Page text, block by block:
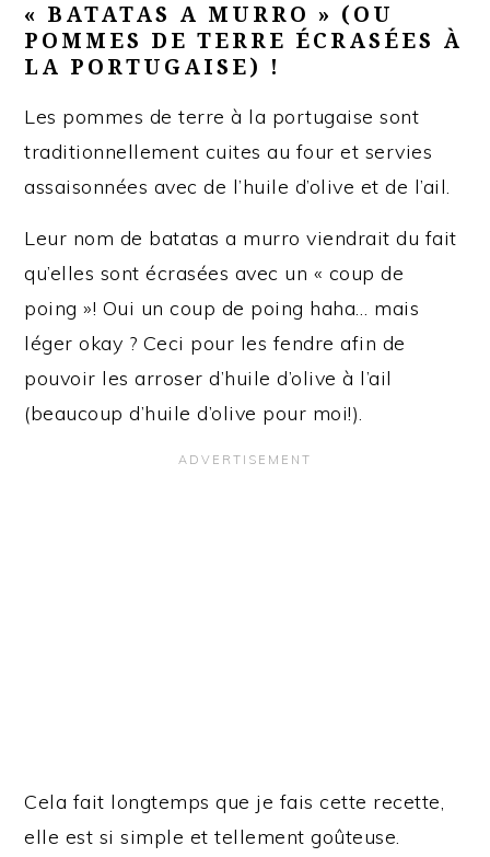
« BATATAS A MURRO » (OU
POMMES DE TERRE ÉCRASÉES À
LA PORTUGAISE) !
Les pommes de terre à la portugaise sont
traditionnellement cuites au four et servies
assaisonnées avec de l’huile d’olive et de l’ail.
Leur nom de batatas a murro viendrait du fait
qu’elles sont écrasées avec un « coup de
poing »! Oui un coup de poing haha… mais
léger okay ? Ceci pour les fendre afin de
pouvoir les arroser d’huile d’olive à l’ail
(beaucoup d’huile d’olive pour moi!).
Cela fait longtemps que je fais cette recette,
elle est si simple et tellement goûteuse.